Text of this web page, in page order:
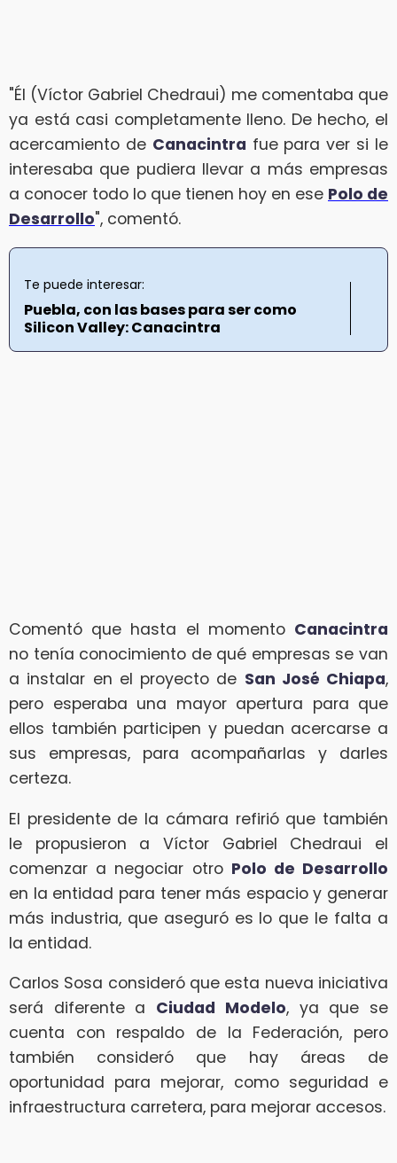
"Él (Víctor Gabriel Chedraui) me comentaba que
ya está casi completamente lleno. De hecho, el
acercamiento de Canacintra fue para ver si le
interesaba que pudiera llevar a más empresas
a conocer todo lo que tienen hoy en ese Polo de
Desarrollo", comentó.
Te puede interesar:
Puebla, con las bases para ser como
Silicon Valley: Canacintra
Comentó que hasta el momento Canacintra
no tenía conocimiento de qué empresas se van
a instalar en el proyecto de San José Chiapa,
pero esperaba una mayor apertura para que
ellos también participen y puedan acercarse a
sus empresas, para acompañarlas y darles
certeza.
El presidente de la cámara refirió que también
le propusieron a Víctor Gabriel Chedraui el
comenzar a negociar otro Polo de Desarrollo
en la entidad para tener más espacio y generar
más industria, que aseguró es lo que le falta a
la entidad.
Carlos Sosa consideró que esta nueva iniciativa
será diferente a Ciudad Modelo, ya que se
cuenta con respaldo de la Federación, pero
también consideró que hay áreas de
oportunidad para mejorar, como seguridad e
infraestructura carretera, para mejorar accesos.